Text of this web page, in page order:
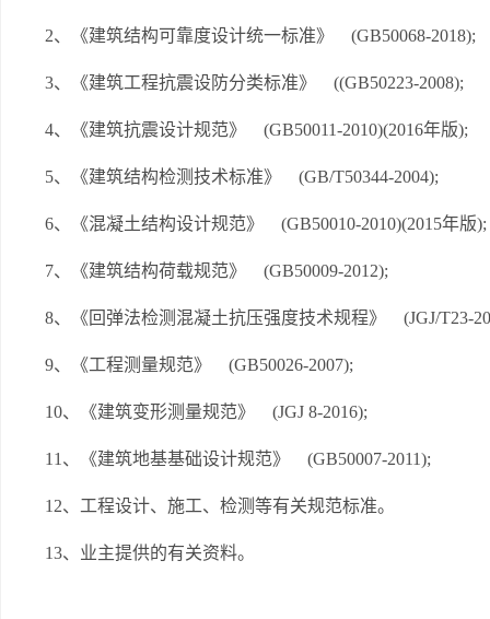
2、《建筑结构可靠度设计统一标准》 (GB50068-2018);
3、《建筑工程抗震设防分类标准》 ((GB50223-2008);
4、《建筑抗震设计规范》 (GB50011-2010)(2016年版);
5、《建筑结构检测技术标准》 (GB/T50344-2004);
6、《混凝土结构设计规范》 (GB50010-2010)(2015年版);
7、《建筑结构荷载规范》 (GB50009-2012);
8、《回弹法检测混凝土抗压强度技术规程》 (JGJ/T23-
9、《工程测量规范》 (GB50026-2007);
10、《建筑变形测量规范》 (JGJ 8-2016);
11、《建筑地基基础设计规范》 (GB50007-2011);
12、工程设计、施工、检测等有关规范标准。
13、业主提供的有关资料。